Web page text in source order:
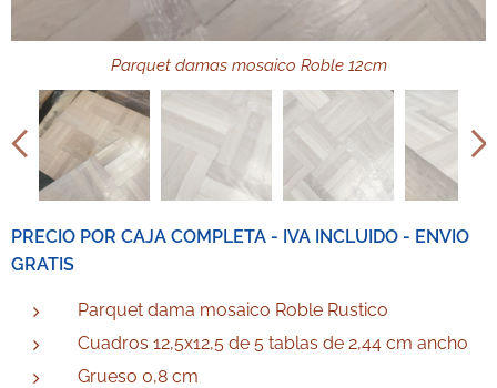
Parquet damas mosaico Roble 12cm
PRECIO POR CAJA COMPLETA - IVA INCLUIDO - ENVIO
GRATIS
Parquet dama mosaico Roble Rustico
Cuadros 12,5x12,5 de 5 tablas de 2,44 cm ancho
Grueso 0,8 cm